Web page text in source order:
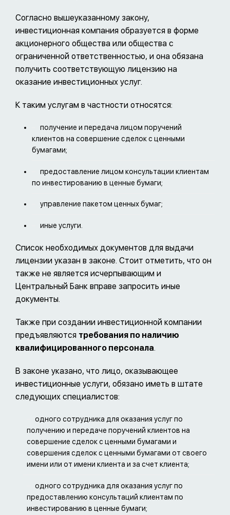
Согласно вышеуказанному закону,
инвестиционная компания образуется в форме
акционерного общества или общества с
ограниченной ответственностью, и она обязана
получить соответствующую лицензию на
оказание инвестиционных услуг.
К таким услугам в частности относятся:
получение и передача лицом поручений
клиентов на совершение сделок с ценными
бумагами;
предоставление лицом консультации клиентам
по инвестированию в ценные бумаги;
управление пакетом ценных бумаг;
иные услуги.
Список необходимых документов для выдачи
лицензии указан в законе. Стоит отметить, что он
также не является исчерпывающим и
Центральный Банк вправе запросить иные
документы.
Также при создании инвестиционной компании
предъявляются требования по наличию
квалифицированного персонала.
В законе указано, что лицо, оказывающее
инвестиционные услуги, обязано иметь в штате
следующих специалистов:
одного сотрудника для оказания услуг по
получению и передаче поручений клиентов на
совершение сделок с ценными бумагами и
совершения сделок с ценными бумагами от своего
имени или от имени клиента и за счет клиента;
одного сотрудника для оказания услуг по
предоставлению консультаций клиентам по
инвестированию в ценные бумаги;